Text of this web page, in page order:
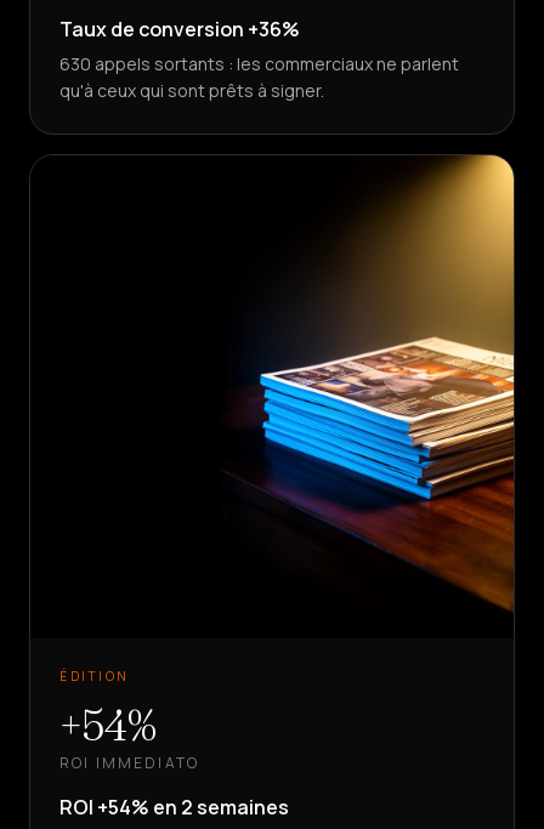
Taux de conversion +36%
630 appels sortants : les commerciaux ne parlent
qu'à ceux qui sont prêts à signer.
ÉDITION
+54%
ROI IMMEDIATO
ROI +54% en 2 semaines